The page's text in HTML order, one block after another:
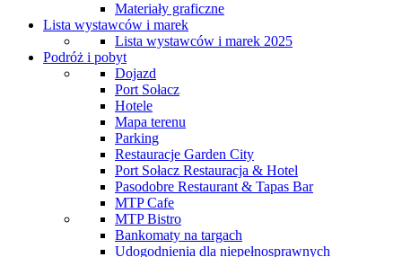
Materiały graficzne
Lista wystawców i marek
Lista wystawców i marek 2025
Podróż i pobyt
Dojazd
Port Sołacz
Hotele
Mapa terenu
Parking
Restauracje Garden City
Port Sołacz Restauracja & Hotel
Pasodobre Restaurant & Tapas Bar
MTP Cafe
MTP Bistro
Bankomaty na targach
Udogodnienia dla niepełnosprawnych